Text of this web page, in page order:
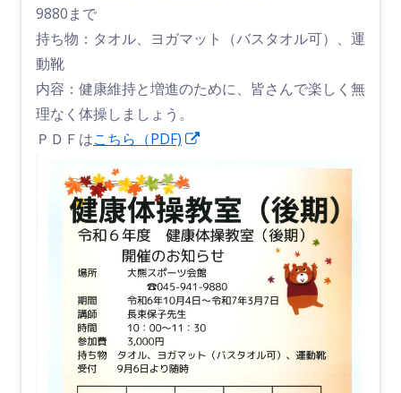
9880まで
持ち物：タオル、ヨガマット（バスタオル可）、運
動靴
内容：健康維持と増進のために、皆さんで楽しく無
理なく体操しましょう。
ＰＤＦはこちら（PDF)
ウ
ィ
ン
ド
で
開
き